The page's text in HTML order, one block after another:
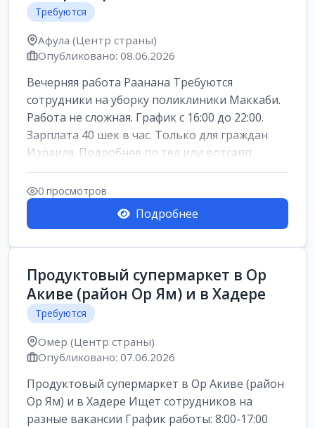
Требуются
Афула (Центр страны)
Опубликовано: 08.06.2026
Вечерняя работа Раанана Требуются
сотрудники на уборку поликлиники Маккаби.
Работа не сложная. График с 16:00 до 22:00.
Зарплата 40 шек в час. Только для граждан
Израиля. Подробнее по тел или вотсапп
0 просмотров
Подробнее
Продуктовый супермаркет в Ор
Акиве (район Ор Ям) и в Хадере
Требуются
Омер (Центр страны)
Опубликовано: 07.06.2026
Продуктовый супермаркет в Ор Акиве (район
Ор Ям) и в Хадере Ищет сотрудников на
разные вакансии График работы: 8:00-17:00